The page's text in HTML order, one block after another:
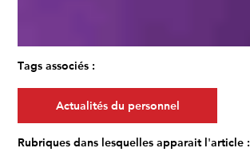
Tags associés :
Actualités du personnel
Rubriques dans lesquelles apparait l'article :